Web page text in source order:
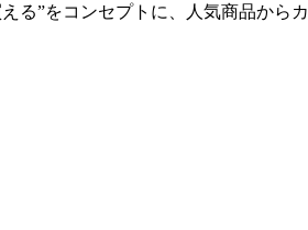
”をコンセプトに、人気商品から